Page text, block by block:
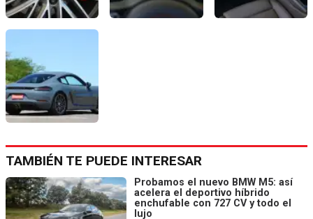
TAMBIÉN TE PUEDE INTERESAR
Probamos el nuevo BMW M5: así
acelera el deportivo híbrido
enchufable con 727 CV y todo el
lujo